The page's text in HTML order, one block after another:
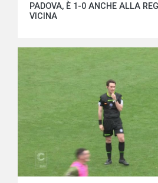
PADOVA, È 1-0 ANCHE ALLA
VICINA